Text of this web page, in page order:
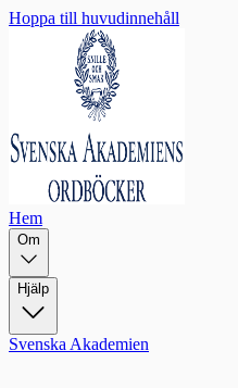
Hoppa till huvudinnehåll
Hem
Om
Hjälp
Svenska Akademien